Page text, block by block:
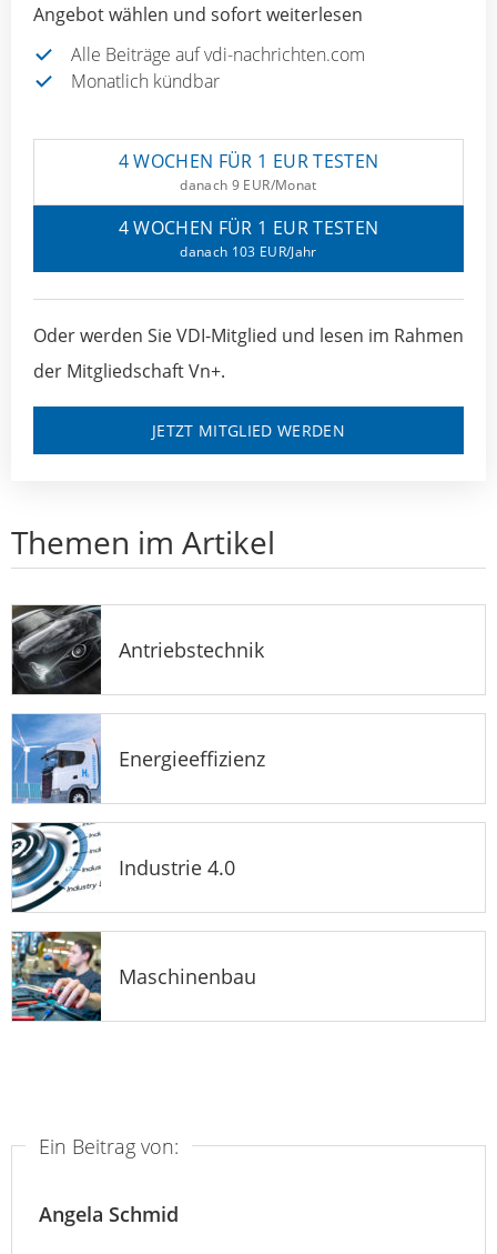
Angebot wählen und sofort weiterlesen
Alle Beiträge auf vdi-nachrichten.com
Monatlich kündbar
4 WOCHEN FÜR 1 EUR TESTEN
danach 9 EUR/Monat
4 WOCHEN FÜR 1 EUR TESTEN
danach 103 EUR/Jahr
Oder werden Sie VDI-Mitglied und lesen im Rahmen
der Mitgliedschaft Vn+.
JETZT MITGLIED WERDEN
Themen im Artikel
Antriebstechnik
Energieeffizienz
Industrie 4.0
Maschinenbau
Ein Beitrag von:
Angela Schmid